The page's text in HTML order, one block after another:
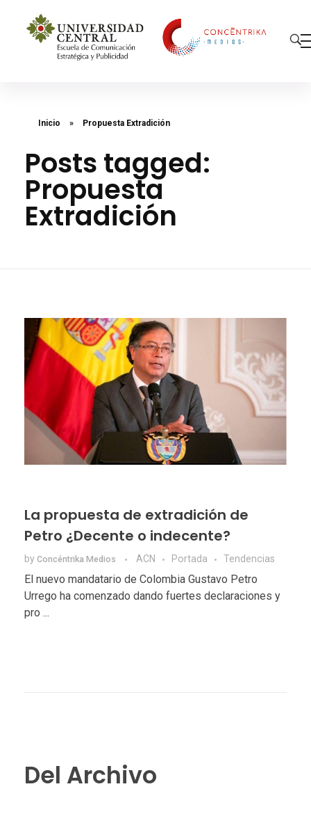
Inicio » Propuesta Extradición
Posts tagged:
Propuesta
Extradición
La propuesta de extradición de
Petro ¿Decente o indecente?
by Concéntrika Medios ACN Portada Tendencias
El nuevo mandatario de Colombia Gustavo Petro
Urrego ha comenzado dando fuertes declaraciones y
pro ...
Del Archivo